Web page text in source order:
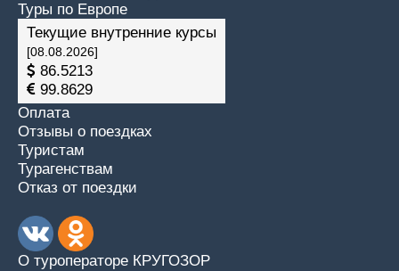
Туры по Европе
Текущие внутренние курсы
[08.08.2026]
86.5213
99.8629
Оплата
Отзывы о поездках
Туристам
Турагенствам
Отказ от поездки
О туроператоре КРУГОЗОР